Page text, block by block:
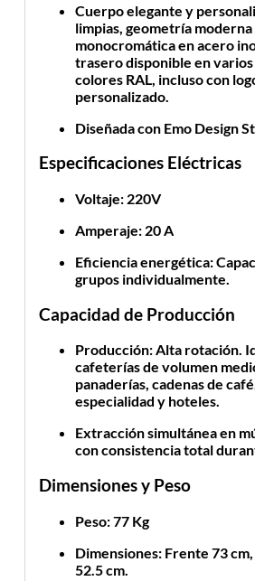
Cuerpo elegante y
limpias, geometría moderna
monocromática en acero
trasero disponible en varios
colores RAL, incluso con
personalizado.
Diseñada con Emo Design
Especificaciones Eléctricas
Voltaje: 220V
Amperaje: 20 A
Eficiencia energética:
grupos individualmente.
Capacidad de Producción
Producción: Alta rotación.
cafeterías de volumen
panaderías, cadenas de
especialidad y hoteles.
Extracción simultánea en
con consistencia total
Dimensiones y Peso
Peso: 77 Kg
Dimensiones: Frente 73
52.5 cm.